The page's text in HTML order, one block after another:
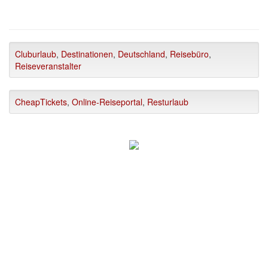
Cluburlaub, Destinationen, Deutschland, Reisebüro,
Reiseveranstalter
CheapTickets, Online-Reiseportal, Resturlaub